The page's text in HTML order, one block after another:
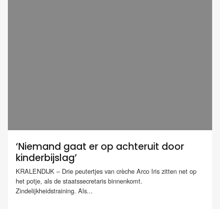
‘Niemand gaat er op achteruit door
kinderbijslag’
KRALENDIJK – Drie peutertjes van crèche Arco Iris zitten net op
het potje, als de staatssecretaris binnenkomt.
Zindelijkheidstraining. Als...